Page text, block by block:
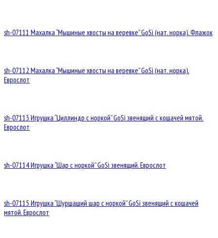
sh-07111 Махалка “Мышиные хвосты на веревке” GoSi (нат. норка). Флажок
sh-07112 Махалка “Мышиные хвосты на веревке” GoSi (нат. норка).
Еврослот
sh-07113 Игрушка “Циллиндр с норкой” GoSi звенящий с кошачей мятой.
Еврослот
sh-07114 Игрушка “Шар с норкой” GoSi звенящий. Еврослот
sh-07115 Игрушка “Шуршаший шар с норкой” GoSi звенящий с кошачей
мятой. Еврослот